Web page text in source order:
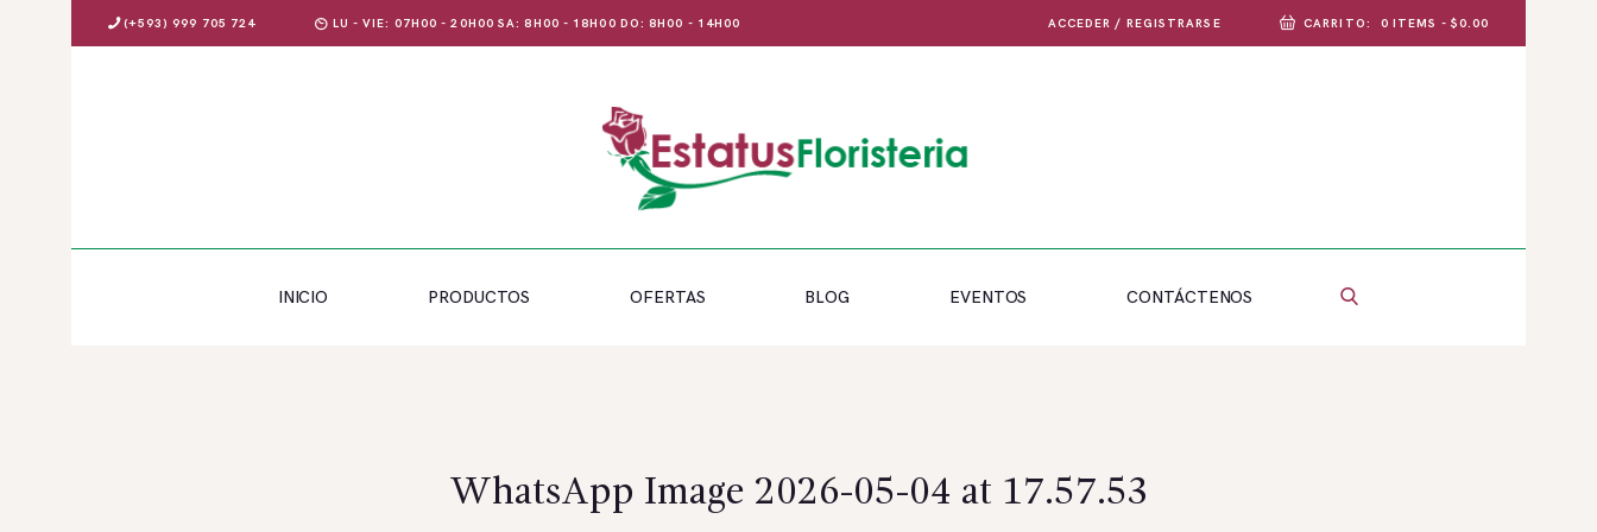
(+593) 999 705 724 LU - VIE: 07H00 - 20H00 SA: 8H00 - 18H00 DO: 8H00 - 14H00 ACCEDER / REGISTRARSE CARRITO: 0 ITEMS - $0.00
INICIO PRODUCTOS OFERTAS BLOG EVENTOS CONTÁCTENOS
WhatsApp Image 2026-05-04 at 17.57.53